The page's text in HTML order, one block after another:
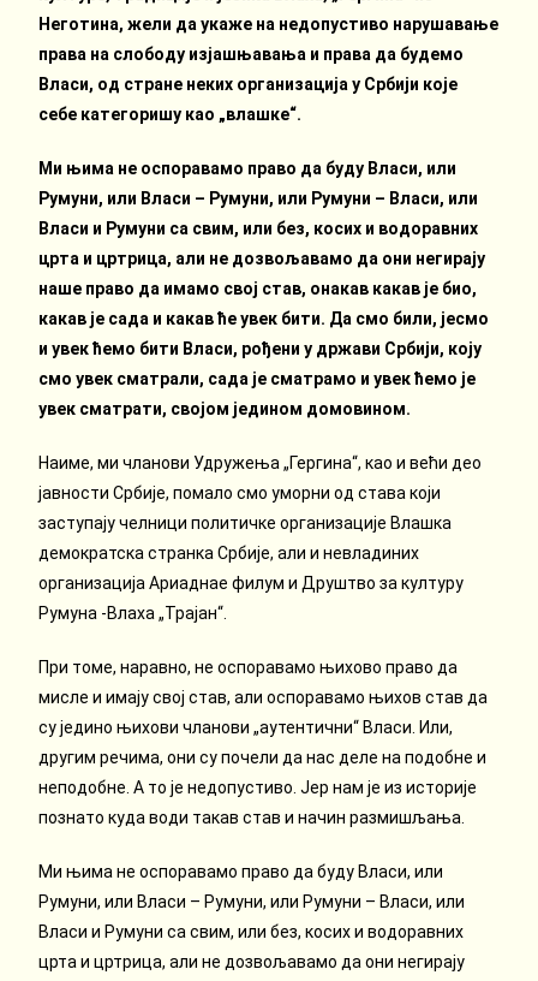
Неготина, жели да укаже на недопустиво нарушавање
права на слободу изјашњавања и права да будемо
Власи, од стране неких организација у Србији које
себе категоришу као „влашке“.
Ми њима не оспоравамо право да буду Власи, или
Румуни, или Власи – Румуни, или Румуни – Власи, или
Власи и Румуни са свим, или без, косих и водоравних
црта и цртрица, али не дозвољавамо да они негирају
наше право да имамо свој став, онакав какав је био,
какав је сада и какав ће увек бити. Да смо били, јесмо
и увек ћемо бити Власи, рођени у држави Србији, коју
смо увек сматрали, сада је сматрамо и увек ћемо је
увек сматрати, својом једином домовином.
Наиме, ми чланови Удружења „Гергина“, као и већи део
јавности Србије, помало смо уморни од става који
заступају челници политичке организације Влашка
демократска странка Србије, али и невладиних
организација Ариаднае филум и Друштво за културу
Румуна -Влаха „Трајан“.
При томе, наравно, не оспоравамо њихово право да
мисле и имају свој став, али оспоравамо њихов став да
су једино њихови чланови „аутентични“ Власи. Или,
другим речима, они су почели да нас деле на подобне и
неподобне. А то је недопустиво. Јер нам је из историје
познато куда води такав став и начин размишљања.
Ми њима не оспоравамо право да буду Власи, или
Румуни, или Власи – Румуни, или Румуни – Власи, или
Власи и Румуни са свим, или без, косих и водоравних
црта и цртрица, али не дозвољавамо да они негирају